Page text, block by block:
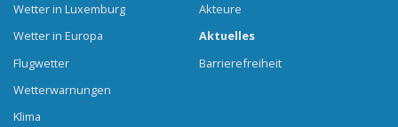
Wetter in Luxemburg
Wetter in Europa
Flugwetter
Wetterwarnungen
Klima
Akteure
Aktuelles
Barrierefreiheit